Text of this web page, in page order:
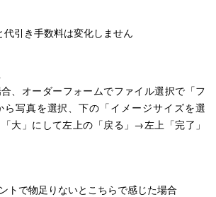
引き手数料は変化しません
、オーダーフォームでファイル選択で「フ
ら写真を選択、下の「イメージサイズを選
大」にして左上の「戻る」→左上「完了」
トで物足りないとこちらで感じた場合